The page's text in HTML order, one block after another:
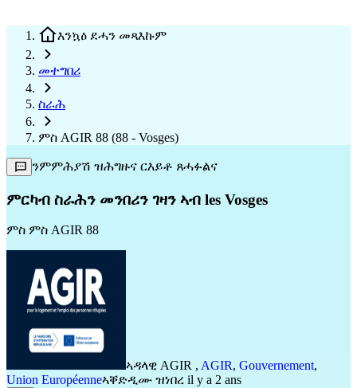
እንኳዕ ደሓን መጻእኩም
መተግበሪ
ስራሕ
ምስ AGIR 88 (88 - Vosges)
ንምምሕያሽ ዝሕግዙና ርእይቶ ጸሓፉልና
ምርካብ ስራሕን መንበሪን ገዛን ኣብ les Vosges
ምስ ምስ AGIR 88
ኣዳላዊ AGIR , AGIR, Gouvernement,
Union Européenneኣቐድዲሙ ዝነበረ il y a 2 ans